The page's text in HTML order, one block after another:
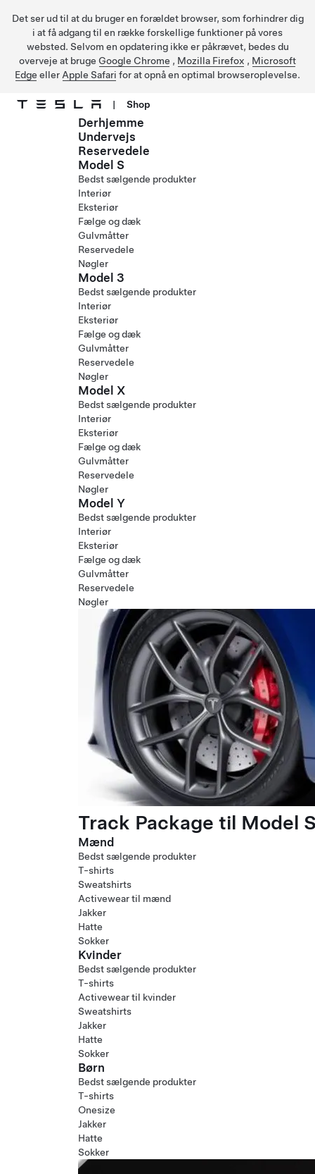
Det ser ud til at du bruger en forældet browser, som forhindrer dig
i at få adgang til en række forskellige funktioner på vores
websted. Selvom en opdatering ikke er påkrævet, bedes du
overveje at bruge Google Chrome , Mozilla Firefox , Microsoft
Edge eller Apple Safari for at opnå en optimal browseroplevelse.
Gå til hovedindhold
| Shop
Derhjemme
Undervejs
Reservedele
Model S
Bedst sælgende produkter
Interiør
Eksteriør
Fælge og dæk
Gulvmåtter
Reservedele
Nøgler
Model 3
Bedst sælgende produkter
Interiør
Eksteriør
Fælge og dæk
Gulvmåtter
Reservedele
Nøgler
Model X
Bedst sælgende produkter
Interiør
Eksteriør
Fælge og dæk
Gulvmåtter
Reservedele
Nøgler
Model Y
Bedst sælgende produkter
Interiør
Eksteriør
Fælge og dæk
Gulvmåtter
Reservedele
Nøgler
Track Package til Model
Mænd
Bedst sælgende produkter
T-shirts
Sweatshirts
Activewear til mænd
Jakker
Hatte
Sokker
Kvinder
Bedst sælgende produkter
T-shirts
Activewear til kvinder
Sweatshirts
Jakker
Hatte
Sokker
Børn
Bedst sælgende produkter
T-shirts
Onesize
Jakker
Hatte
Sokker